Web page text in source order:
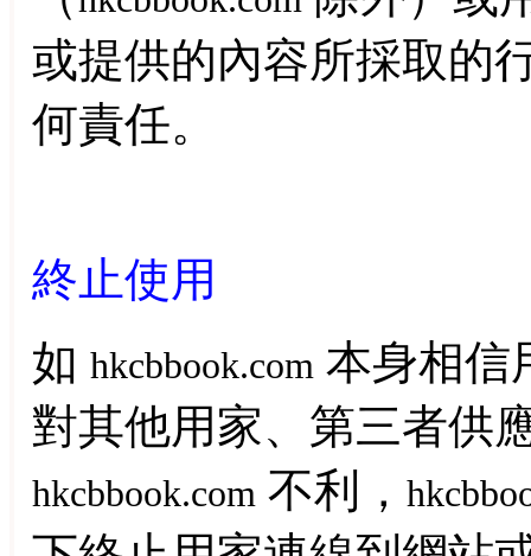
或提供的內容所採取的
何責任。
終止使用
如 hkcbbook.com 本身相信
對其他用家、第三者供
hkcbbook.com 不利，